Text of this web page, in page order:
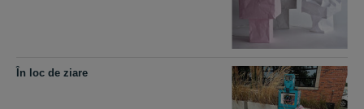
În loc de ziare